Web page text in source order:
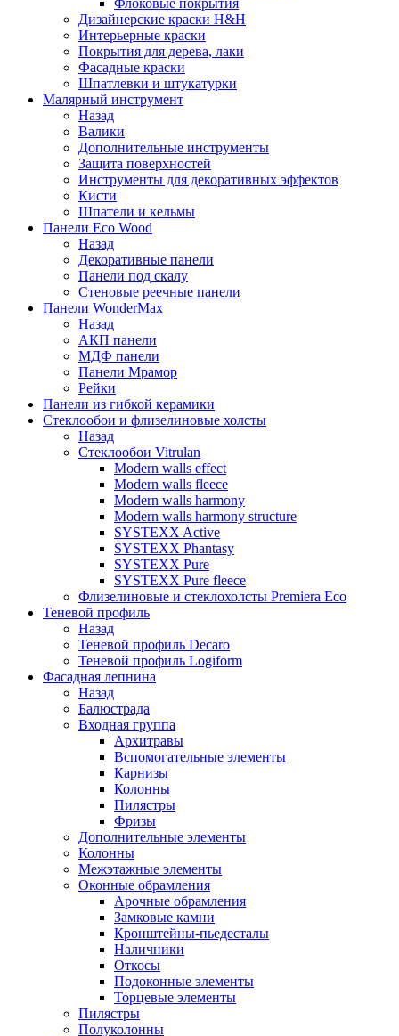
Флоковые покрытия
Дизайнерские краски H&H
Интерьерные краски
Покрытия для дерева, лаки
Фасадные краски
Шпатлевки и штукатурки
Малярный инструмент
Назад
Валики
Дополнительные инструменты
Защита поверхностей
Инструменты для декоративных эффектов
Кисти
Шпатели и кельмы
Панели Eco Wood
Назад
Декоративные панели
Панели под скалу
Стеновые реечные панели
Панели WonderMax
Назад
АКП панели
МДФ панели
Панели Мрамор
Рейки
Панели из гибкой керамики
Стеклообои и флизелиновые холсты
Назад
Стеклообои Vitrulan
Modern walls effect
Modern walls fleece
Modern walls harmony
Modern walls harmony structure
SYSTEXX Active
SYSTEXX Phantasy
SYSTEXX Pure
SYSTEXX Pure fleece
Флизелиновые и стеклохолсты Premiera Eco
Теневой профиль
Назад
Теневой профиль Decaro
Теневой профиль Logiform
Фасадная лепнина
Назад
Балюстрада
Входная группа
Архитравы
Вспомогательные элементы
Карнизы
Колонны
Пилястры
Фризы
Дополнительные элементы
Колонны
Межэтажные элементы
Оконные обрамления
Арочные обрамления
Замковые камни
Кронштейны-пьедесталы
Наличники
Откосы
Подоконные элементы
Торцевые элементы
Пилястры
Полуколонны